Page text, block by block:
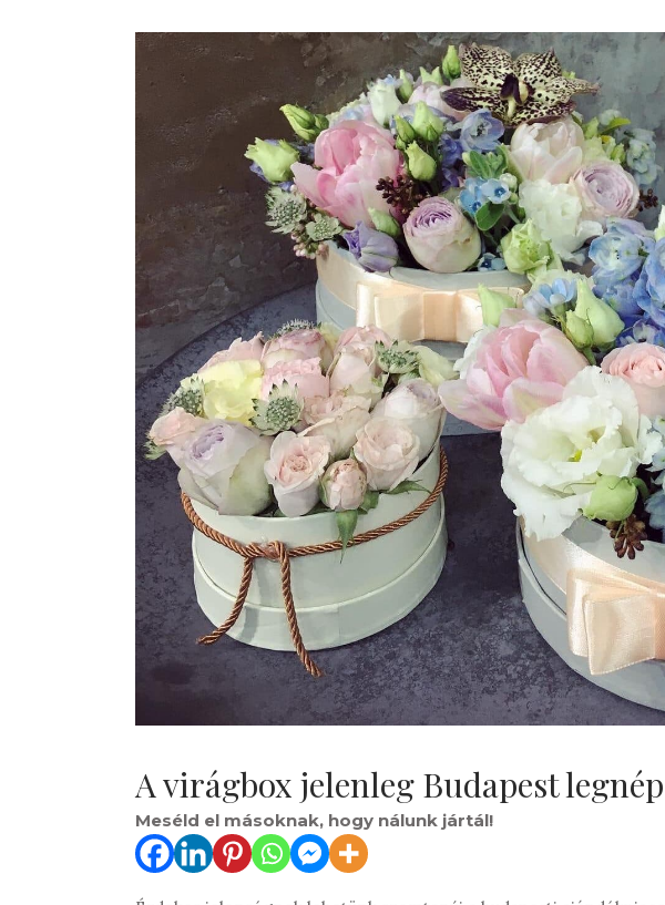
A virágbox jelenleg Budapest
Meséld el másoknak, hogy nálunk jártál!